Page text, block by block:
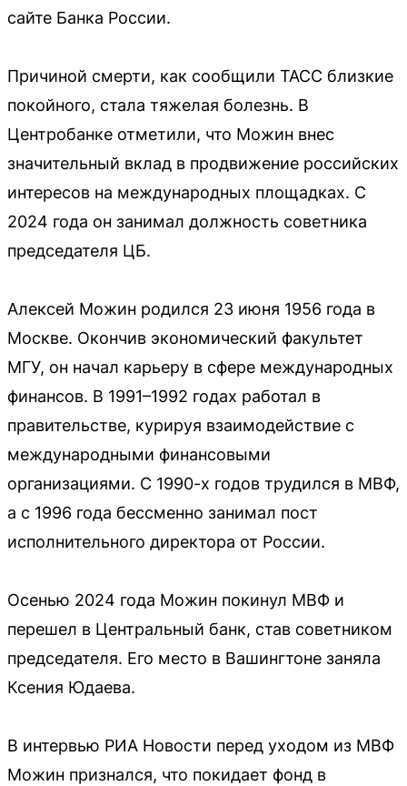
сайте Банка России.
Причиной смерти, как сообщили ТАСС близкие
покойного, стала тяжелая болезнь. В
Центробанке отметили, что Можин внес
значительный вклад в продвижение российских
интересов на международных площадках. С
2024 года он занимал должность советника
председателя ЦБ.
Алексей Можин родился 23 июня 1956 года в
Москве. Окончив экономический факультет
МГУ, он начал карьеру в сфере международных
финансов. В 1991–1992 годах работал в
правительстве, курируя взаимодействие с
международными финансовыми
организациями. С 1990-х годов трудился в МВФ,
а с 1996 года бессменно занимал пост
исполнительного директора от России.
Осенью 2024 года Можин покинул МВФ и
перешел в Центральный банк, став советником
председателя. Его место в Вашингтоне заняла
Ксения Юдаева.
В интервью РИА Новости перед уходом из МВФ
Можин признался, что покидает фонд в